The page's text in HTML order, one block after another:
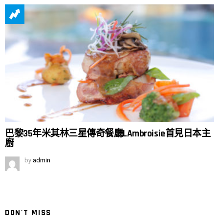
巴黎35年米其林三星傳奇餐廳LAmbroisie首見日本主
廚
by admin
DON'T MISS